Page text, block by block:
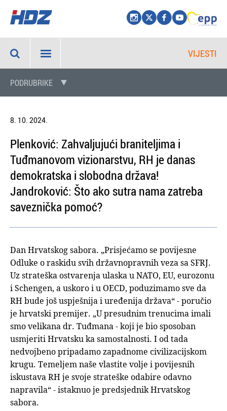
VIJESTI
PODRUBRIKE
8. 10. 2024.
Plenković: Zahvaljujući braniteljima i
Tuđmanovom vizionarstvu, RH je danas
demokratska i slobodna država!
Jandroković: Što ako sutra nama zatreba
saveznička pomoć?
Dan Hrvatskog sabora. „Prisjećamo se povijesne
Odluke o raskidu svih državnopravnih veza sa SFRJ.
Uz strateška ostvarenja ulaska u NATO, EU, eurozonu
i Schengen, a uskoro i u OECD, poduzimamo sve da
RH bude još uspješnija i uređenija država“ - poručio
je hrvatski premijer. „U presudnim trenucima imali
smo velikana dr. Tuđmana - koji je bio sposoban
usmjeriti Hrvatsku ka samostalnosti. I od tada
nedvojbeno pripadamo zapadnome civilizacijskom
krugu. Temeljem naše vlastite volje i povijesnih
iskustava RH je svoje strateške odabire odavno
napravila“ - istaknuo je predsjednik Hrvatskog
sabora.